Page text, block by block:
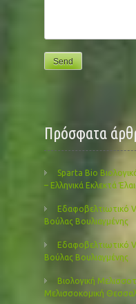
Πρόσφατα
Sparta Bio
– Ελληνικά Εκλεκτά
Εδαφοβελτιωτικό
Βούλας Βουλιαγμένης
Εδαφοβελτιωτικό
Βούλας Βουλιαγμένης
Βιολογική
Μελισσοκομική